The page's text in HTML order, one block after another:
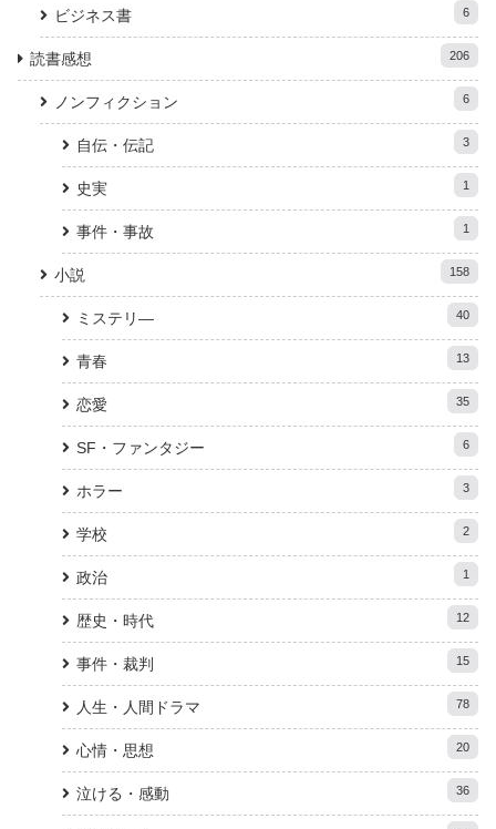
ビジネス書 6
読書感想 206
ノンフィクション 6
自伝・伝記 3
史実 1
事件・事故 1
小説 158
ミステリ― 40
青春 13
恋愛 35
SF・ファンタジー 6
ホラー 3
学校 2
政治 1
歴史・時代 12
事件・裁判 15
人生・人間ドラマ 78
心情・思想 20
泣ける・感動 36